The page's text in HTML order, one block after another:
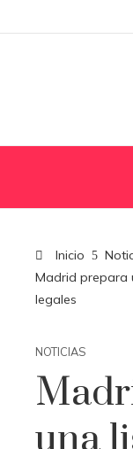
Inicio
Madrid prepara
legales
NOTICIAS
una